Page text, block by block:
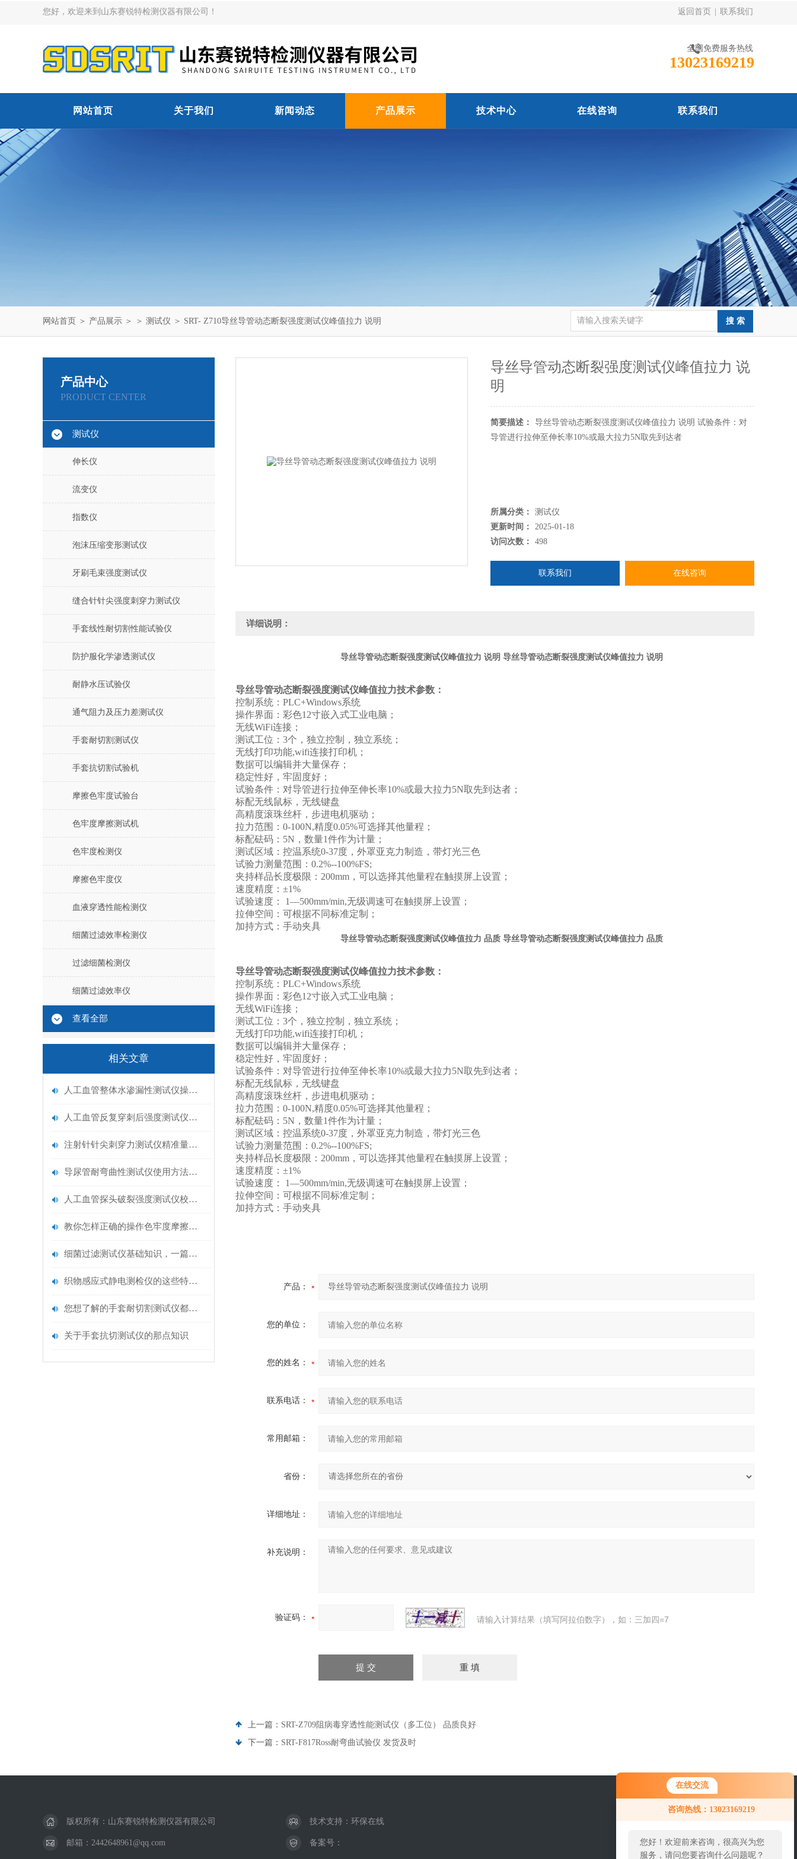
在线交流
咨询热线：13023169219
您好！欢迎前来咨询，很高兴为您
服务，请问您要咨询什么问题呢？
您好，欢迎来到山东赛锐特检测仪器有限公司！ 返回首页 联系我们
全国免费服务热线
13023169219
网站首页 关于我们 新闻动态 产品展示 技术中心 在线咨询 联系我们
网站首页 ＞ 产品展示 ＞ ＞ 测试仪 ＞ SRT- Z710导丝导管动态断裂强度测试仪峰值拉力 说明
产品中心
PRODUCT CENTER
测试仪
伸长仪
流变仪
指数仪
泡沫压缩变形测试仪
牙刷毛束强度测试仪
缝合针针尖强度刺穿力测试仪
手套线性耐切割性能试验仪
防护服化学渗透测试仪
耐静水压试验仪
通气阻力及压力差测试仪
手套耐切割测试仪
手套抗切割试验机
摩擦色牢度试验台
色牢度摩擦测试机
色牢度检测仪
摩擦色牢度仪
血液穿透性能检测仪
细菌过滤效率检测仪
过滤细菌检测仪
细菌过滤效率仪
查看全部
相关文章
人工血管整体水渗漏性测试仪操作中最容易出错的步骤
人工血管反复穿刺后强度测试仪是什么？透析患者的“生命管“质量靠它把关！
注射针针尖刺穿力测试仪精准量化针尖锋利度，构筑临床安全防线
导尿管耐弯曲性测试仪使用方法与操作规范
人工血管探头破裂强度测试仪校准规范：精准赋能医疗安全的技术基准
教你怎样正确的操作色牢度摩擦测试机
细菌过滤测试仪基础知识，一篇搞定
织物感应式静电测检仪的这些特点很少有人都知道
您想了解的手套耐切割测试仪都在这里了
关于手套抗切测试仪的那点知识
导丝导管动态断裂强度测试仪峰值拉力 说
明
简要描述：
导丝导管动态断裂强度测试仪峰值拉力 说明 试验条件：对
导管进行拉伸至伸长率10%或最大拉力5N取先到达者
所属分类：
测试仪
更新时间：
2025-01-18
访问次数：
498
联系我们 在线咨询
详细说明：
导丝导管动态断裂强度测试仪峰值拉力 说明 导丝导管动态断裂强度测试仪峰值拉力 说明
导丝导管动态断裂强度测试仪峰值拉力技术参数：
控制系统： PLC+Windows系统
操作界面：彩色12寸嵌入式工业电脑；
无线WiFi连接；
测试工位： 3个，独立控制，独立系统；
无线打印功能,wifi连接打印机；
数据可以编辑并大量保存；
稳定性好，牢固度好；
试验条件：对导管进行拉伸至伸长率10%或最大拉力5N取先到达者；
标配无线鼠标，无线键盘
高精度滚珠丝杆，步进电机驱动；
拉力范围： 0-100N,精度0.05%可选择其他量程；
标配砝码： 5N ，数量1件作为计量；
测试区域：控温系统0-37度，外罩亚克力制造，带灯光三色
试验力测量范围： 0.2%--100%FS;
夹持样品长度极限： 200mm ，可以选择其他量程在触摸屏上设置；
速度精度：±1%
试验速度： 1—500mm/min,无级调速可在触摸屏上设置；
拉伸空间：可根据不同标准定制；
加持方式：手动夹具
导丝导管动态断裂强度测试仪峰值拉力 品质 导丝导管动态断裂强度测试仪峰值拉力 品质
导丝导管动态断裂强度测试仪峰值拉力技术参数：
控制系统： PLC+Windows系统
操作界面：彩色12寸嵌入式工业电脑；
无线WiFi连接；
测试工位： 3个，独立控制，独立系统；
无线打印功能,wifi连接打印机；
数据可以编辑并大量保存；
稳定性好，牢固度好；
试验条件：对导管进行拉伸至伸长率10%或最大拉力5N取先到达者；
标配无线鼠标，无线键盘
高精度滚珠丝杆，步进电机驱动；
拉力范围： 0-100N,精度0.05%可选择其他量程；
标配砝码： 5N ，数量1件作为计量；
测试区域：控温系统0-37度，外罩亚克力制造，带灯光三色
试验力测量范围： 0.2%--100%FS;
夹持样品长度极限： 200mm ，可以选择其他量程在触摸屏上设置；
速度精度：±1%
试验速度： 1—500mm/min,无级调速可在触摸屏上设置；
拉伸空间：可根据不同标准定制；
加持方式：手动夹具
产品：
您的单位：
您的姓名：
联系电话：
常用邮箱：
省份：
详细地址：
补充说明：
验证码： 请输入计算结果（填写阿拉伯数字），如：三加四=7
上一篇： SRT-Z709阻病毒穿透性能测试仪（多工位） 品质良好
下一篇： SRT-F817Ross耐弯曲试验仪 发货及时
版权所有：山东赛锐特检测仪器有限公司 技术支持： 环保在线
邮箱：2442648961@qq.com 备案号：